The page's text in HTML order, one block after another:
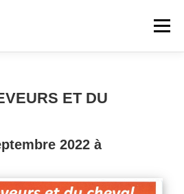
Menu
CONTACT
ET DU
2022 à